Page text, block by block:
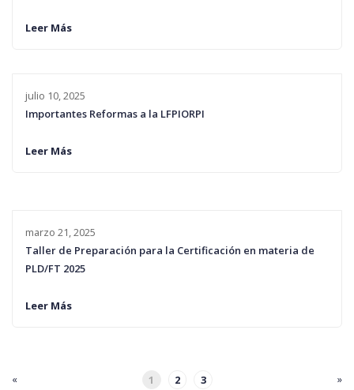
Leer Más
julio 10, 2025
Importantes Reformas a la LFPIORPI
Leer Más
marzo 21, 2025
Taller de Preparación para la Certificación en materia de
PLD/FT 2025
Leer Más
« 1 2 3 »